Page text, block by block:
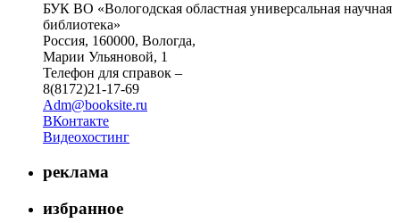
БУК ВО «Вологодская областная универсальная научная
библиотека»
Россия, 160000, Вологда,
Марии Ульяновой, 1
Телефон для справок –
8(8172)21-17-69
Adm@booksite.ru
ВКонтакте
Видеохостинг
реклама
избранное